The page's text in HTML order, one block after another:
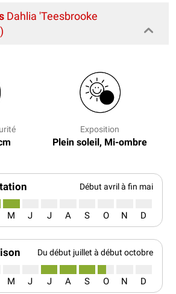
Dahlia 'Teesbrooke
Exposition
Plein soleil, Mi-ombre
Début avril à fin mai
M J J A S O N D
Du début juillet à début octobre
M J J A S O N D